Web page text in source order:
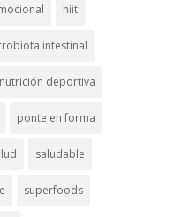
hiit
intestinal
nutrición deportiva
ponte en forma
saludable
superfoods